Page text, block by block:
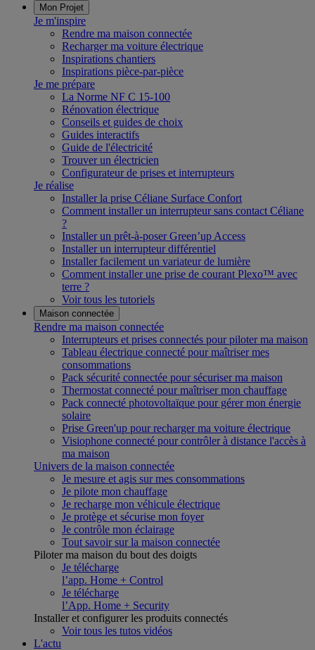
Mon Projet
Je m'inspire
Rendre ma maison connectée
Recharger ma voiture électrique
Inspirations chantiers
Inspirations pièce-par-pièce
Je me prépare
La Norme NF C 15-100
Rénovation électrique
Conseils et guides de choix
Guides interactifs
Guide de l'électricité
Trouver un électricien
Configurateur de prises et interrupteurs
Je réalise
Installer la prise Céliane Surface Confort
Comment installer un interrupteur sans contact Céliane
?
Installer un prêt-à-poser Green’up Access
Installer un interrupteur différentiel
Installer facilement un variateur de lumière
Comment installer une prise de courant Plexo™ avec
terre ?
Voir tous les tutoriels
Maison connectée
Rendre ma maison connectée
Interrupteurs et prises connectés pour piloter ma maison
Tableau électrique connecté pour maîtriser mes
consommations
Pack sécurité connectée pour sécuriser ma maison
Thermostat connecté pour maîtriser mon chauffage
Pack connecté photovoltaïque pour gérer mon énergie
solaire
Prise Green'up pour recharger ma voiture électrique
Visiophone connecté pour contrôler à distance l'accès à
ma maison
Univers de la maison connectée
Je mesure et agis sur mes consommations
Je pilote mon chauffage
Je recharge mon véhicule électrique
Je protège et sécurise mon foyer
Je contrôle mon éclairage
Tout savoir sur la maison connectée
Piloter ma maison du bout des doigts
Je télécharge
l’app. Home + Control
Je télécharge
l’App. Home + Security
Installer et configurer les produits connectés
Voir tous les tutos vidéos
L'actu